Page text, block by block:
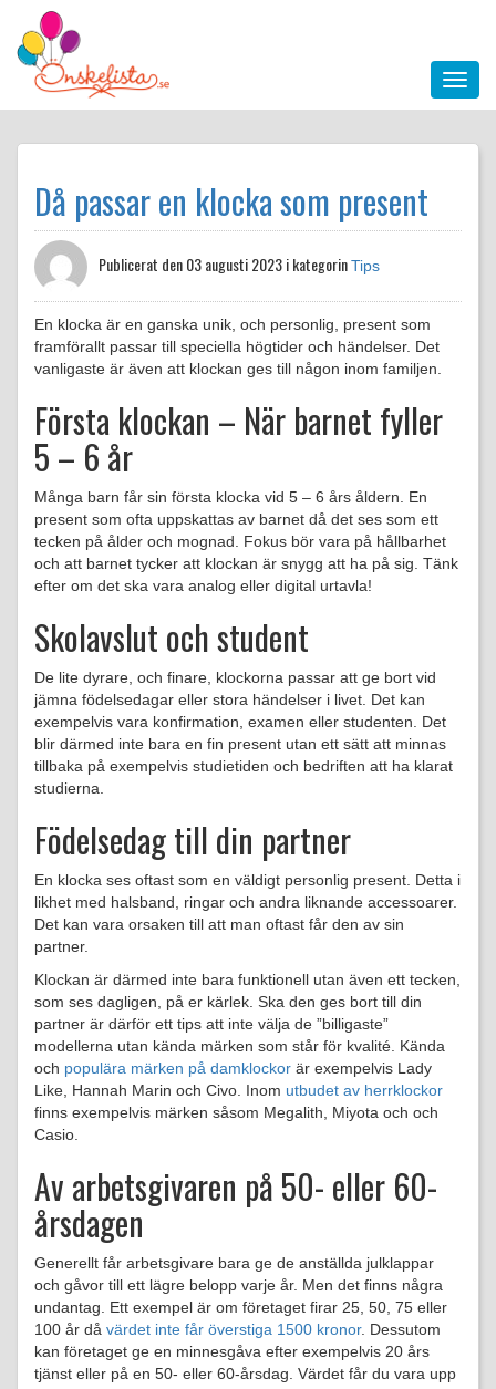
Då passar en klocka som present
Publicerat den03 augusti 2023 i kategorinTips
En klocka är en ganska unik, och personlig, present som
framförallt passar till speciella högtider och händelser. Det
vanligaste är även att klockan ges till någon inom familjen.
Första klockan – När barnet fyller
5 – 6 år
Många barn får sin första klocka vid 5 – 6 års åldern. En
present som ofta uppskattas av barnet då det ses som ett
tecken på ålder och mognad. Fokus bör vara på hållbarhet
och att barnet tycker att klockan är snygg att ha på sig. Tänk
efter om det ska vara analog eller digital urtavla!
Skolavslut och student
De lite dyrare, och finare, klockorna passar att ge bort vid
jämna födelsedagar eller stora händelser i livet. Det kan
exempelvis vara konfirmation, examen eller studenten. Det
blir därmed inte bara en fin present utan ett sätt att minnas
tillbaka på exempelvis studietiden och bedriften att ha klarat
studierna.
Födelsedag till din partner
En klocka ses oftast som en väldigt personlig present. Detta i
likhet med halsband, ringar och andra liknande accessoarer.
Det kan vara orsaken till att man oftast får den av sin
partner.
Klockan är därmed inte bara funktionell utan även ett tecken,
som ses dagligen, på er kärlek. Ska den ges bort till din
partner är därför ett tips att inte välja de ”billigaste”
modellerna utan kända märken som står för kvalité. Kända
och populära märken på damklockor är exempelvis Lady
Like, Hannah Marin och Civo. Inom utbudet av herrklockor
finns exempelvis märken såsom Megalith, Miyota och och
Casio.
Av arbetsgivaren på 50- eller 60-
årsdagen
Generellt får arbetsgivare bara ge de anställda julklappar
och gåvor till ett lägre belopp varje år. Men det finns några
undantag. Ett exempel är om företaget firar 25, 50, 75 eller
100 år då värdet inte får överstiga 1500 kronor. Dessutom
kan företaget ge en minnesgåva efter exempelvis 20 års
tjänst eller på en 50- eller 60-årsdag. Värdet får du vara upp